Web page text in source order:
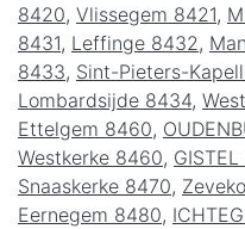
8420, Vlissegem 8421,
8431, Leffinge 8432 ,
8433, Sint-Pieters-
Lombardsijde 8434,
Ettelgem 8460,
Westkerke 8460,
Snaaskerke 8470,
Eernegem 8480,